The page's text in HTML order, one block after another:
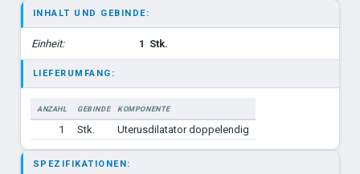
INHALT UND GEBINDE:
Einheit: 1 Stk.
LIEFERUMFANG:
ANZAHL GEBINDE
KOMPONENTE
1
Stk. Uterusdilatator doppelendig
SPEZIFIKATIONEN: